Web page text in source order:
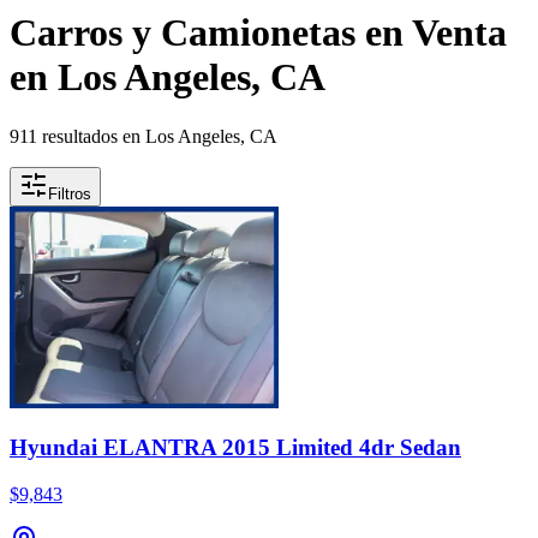
Carros y Camionetas en Venta
en Los Angeles, CA
911 resultados en Los Angeles, CA
Filtros
Hyundai ELANTRA 2015 Limited 4dr Sedan
$9,843